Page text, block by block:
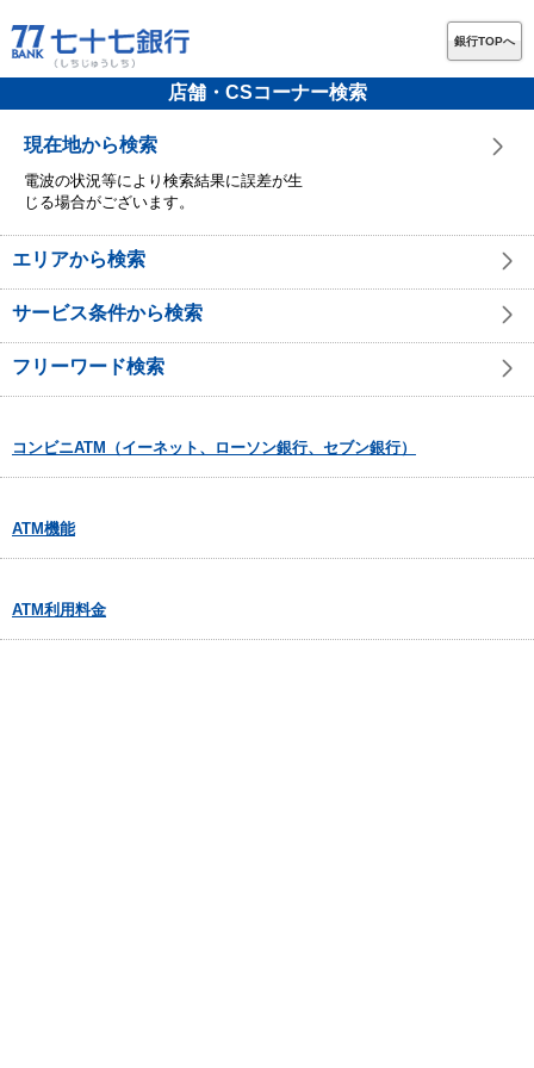
銀行TOPへ
店舗・CSコーナー検索
現在地から検索
電波の状況等により検索結果に誤差が生
じる場合がございます。
エリアから検索
サービス条件から検索
フリーワード検索
コンビニATM（イーネット、ローソン銀行、セブン銀行）
ATM機能
ATM利用料金